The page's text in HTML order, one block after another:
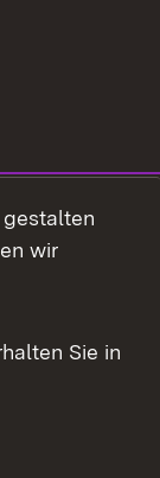
wir
Sie in